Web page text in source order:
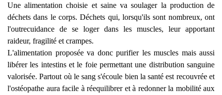
Une alimentation choisie et saine va soulager la production de
déchets dans le corps. Déchets qui, lorsqu'ils sont nombreux, ont
l'outrecuidance de se loger dans les muscles, leur apportant
raideur, fragilité et crampes.
L'alimentation proposée va donc purifier les muscles mais aussi
libérer les intestins et le foie permettant une distribution sanguine
valorisée. Partout où le sang s'écoule bien la santé est recouvrée et
l'ostéopathe aura facile à réequilibrer et à redonner la mobilité aux